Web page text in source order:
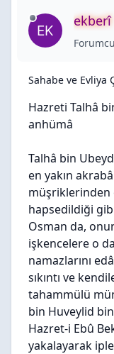
ekberî
Forumcu
Sahabe ve Evliya
Hazreti Talhâ
anhümâ
Talhâ bin
en yakın
müşriklerinden
hapsedildiği
Osman da,
işkencelere o
namazlarını
sıkıntı ve
tahammülü
bin Huveylid
Hazret-i Ebû
yakalayarak